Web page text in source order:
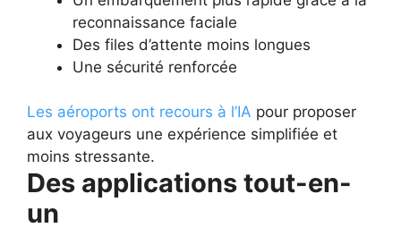
reconnaissance faciale
Des files d’attente moins longues
Une sécurité renforcée
Les aéroports ont recours à l’IA pour proposer
aux voyageurs une expérience simplifiée et
moins stressante.
Des applications tout-en-
un